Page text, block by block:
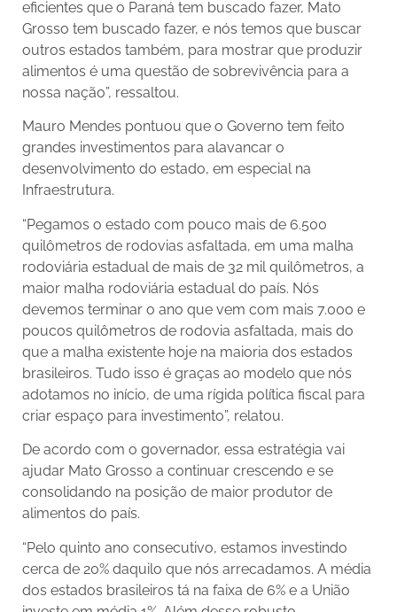
eficientes que o Paraná tem buscado fazer, Mato
Grosso tem buscado fazer, e nós temos que buscar
outros estados também, para mostrar que produzir
alimentos é uma questão de sobrevivência para a
nossa nação”, ressaltou.
Mauro Mendes pontuou que o Governo tem feito
grandes investimentos para alavancar o
desenvolvimento do estado, em especial na
Infraestrutura.
“Pegamos o estado com pouco mais de 6.500
quilômetros de rodovias asfaltada, em uma malha
rodoviária estadual de mais de 32 mil quilômetros, a
maior malha rodoviária estadual do país. Nós
devemos terminar o ano que vem com mais 7.000 e
poucos quilômetros de rodovia asfaltada, mais do
que a malha existente hoje na maioria dos estados
brasileiros. Tudo isso é graças ao modelo que nós
adotamos no início, de uma rígida política fiscal para
criar espaço para investimento”, relatou.
De acordo com o governador, essa estratégia vai
ajudar Mato Grosso a continuar crescendo e se
consolidando na posição de maior produtor de
alimentos do país.
“Pelo quinto ano consecutivo, estamos investindo
cerca de 20% daquilo que nós arrecadamos. A média
dos estados brasileiros tá na faixa de 6% e a União